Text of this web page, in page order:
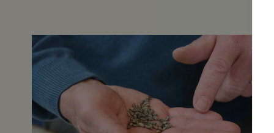
man mit Herzblut dabei....